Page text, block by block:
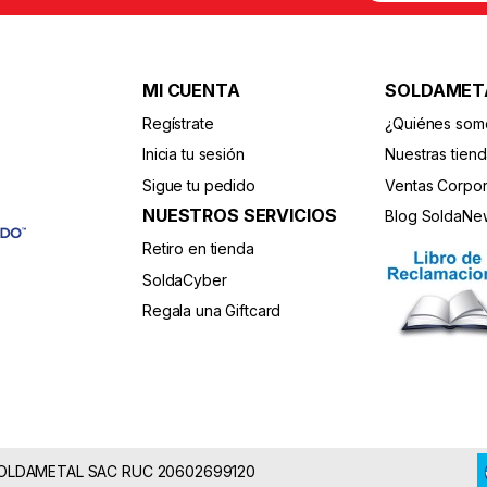
a
MI CUENTA
Regístrate
Inicia tu sesión
Sigue tu pedido
¿Quiénes
Nuestras
Ventas
Blog
NUESTROS SERVICIOS
Retiro en tienda
SoldaCyber
Regala una Giftcard
SAC RUC 20602699120